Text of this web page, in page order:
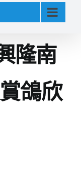
隆南
鴿欣